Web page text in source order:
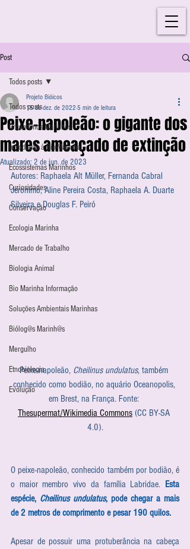
Post
Todos posts
Organismos Marinhos
Introdução à Bio-Marinha
Ecossistemas Marinhos
Curiosidades
Conservação
Ecologia Marinha
Mercado de Trabalho
Biologia Animal
Bio Marinha Informação
Soluções Ambientais Marinhas
Biólog@s Marinh@s
Mergulho
Etnobiologia
Evolução
Todos posts
Peixe-napoleão: o gigante dos
mares ameaçado de extinção
Projeto Bióicos
15 de dez. de 2022 5 min de leitura
Atualizado: 2 de jun. de 2023
Autores: Raphaela Alt Müller, Fernanda Cabral
Jeronimo, Aline Pereira Costa, Raphaela A. Duarte
Silveira e Douglas F. Peiró
Peixe-napoleão, Cheilinus undulatus, também
conhecido como bodião, no aquário Oceanopolis,
em Brest, na França. Fonte:
Thesupermat/Wikimedia Commons (CC BY-SA
4.0).
O peixe-napoleão, conhecido também por bodião, é
o maior membro vivo da família Labridae. Esta
espécie, Cheilinus undulatus, pode chegar a mais
de 2 metros de comprimento e pesar 190 quilos.
Apesar de possuir uma protuberância na cabeça